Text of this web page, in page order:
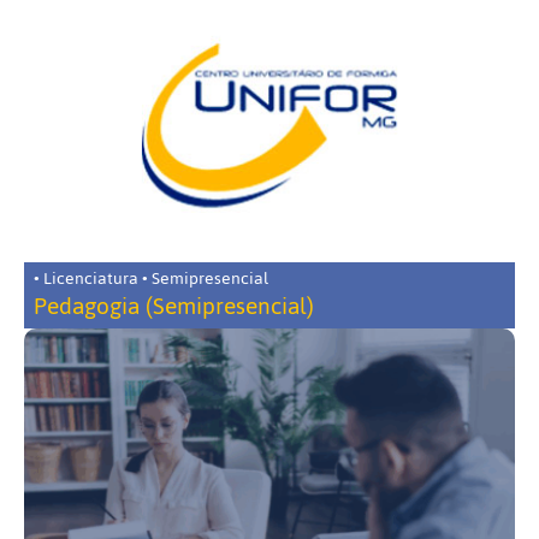
• Licenciatura • Semipresencial
Pedagogia (Semipresencial)